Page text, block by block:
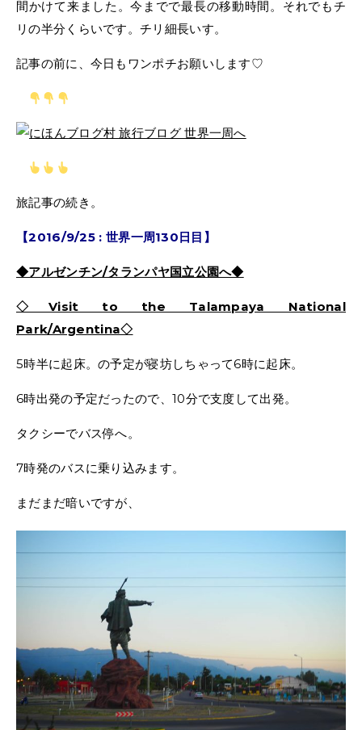
間かけて来ました。今までで最長の移動時間。それでもチ
リの半分くらいです。チリ細長いす。
記事の前に、今日もワンポチお願いします♡
旅記事の続き。
【2016/9/25 : 世界一周130日目】
◆アルゼンチン/タランパヤ国立公園へ◆
◇Visit to the Talampaya National
Park/Argentina◇
5時半に起床。の予定が寝坊しちゃって6時に起床。
6時出発の予定だったので、10分で支度して出発。
タクシーでバス停へ。
7時発のバスに乗り込みます。
まだまだ暗いですが、